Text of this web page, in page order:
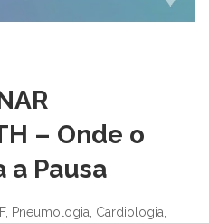
– Onde o
a Pausa
Pneumologia, Cardiologia,